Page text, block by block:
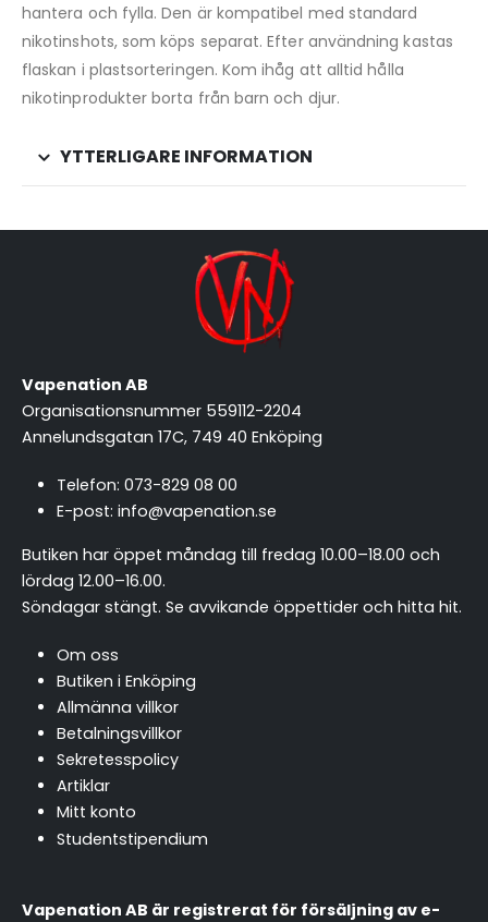
hantera och fylla. Den är kompatibel med standard
nikotinshots, som köps separat. Efter användning kastas
flaskan i plastsorteringen. Kom ihåg att alltid hålla
nikotinprodukter borta från barn och djur.
YTTERLIGARE INFORMATION
Vapenation AB
Organisationsnummer 559112-2204
Annelundsgatan 17C, 749 40 Enköping
Telefon: 073-829 08 00
E-post: info@vapenation.se
Butiken har öppet måndag till fredag 10.00–18.00 och
lördag 12.00–16.00.
Söndagar stängt. Se avvikande öppettider och hitta hit.
Om oss
Butiken i Enköping
Allmänna villkor
Betalningsvillkor
Sekretesspolicy
Artiklar
Mitt konto
Studentstipendium
Vapenation AB är registrerat för försäljning av e-